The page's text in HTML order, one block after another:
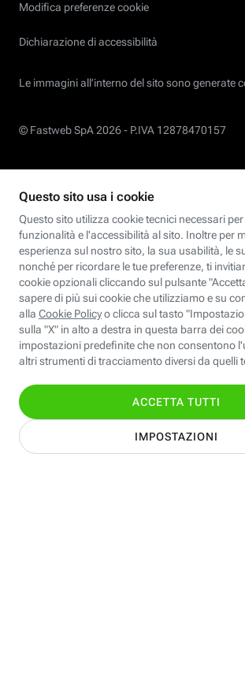
Modifica preferenze cookie
Dichiarazione di accessibilità
Le immagini all’interno del sito sono generate
© Fastweb SpA 2026 - P.IVA 12878470157